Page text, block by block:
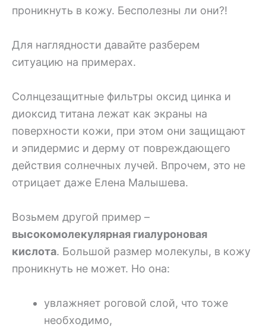
проникнуть в кожу. Бесполезны ли они?!
Для наглядности давайте разберем
ситуацию на примерах.
Солнцезащитные фильтры оксид цинка и
диоксид титана лежат как экраны на
поверхности кожи, при этом они защищают
и эпидермис и дерму от повреждающего
действия солнечных лучей. Впрочем, это не
отрицает даже Елена Малышева.
Возьмем другой пример –
высокомолекулярная гиалуроновая
кислота. Большой размер молекулы, в кожу
проникнуть не может. Но она:
увлажняет роговой слой, что тоже
необходимо,